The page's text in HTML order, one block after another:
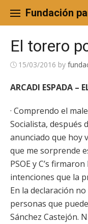
content
Fundación
El torero
15/03/2016 by
ARCADI ESPADA –
· Comprendo el
Socialista, después
anunciado que hoy
que me sorprende
PSOE y C’s
intenciones que la
En la declaración
personas que
Sánchez Castejón.